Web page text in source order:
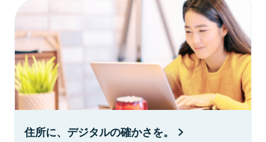
住所に、デジタルの確かさを。